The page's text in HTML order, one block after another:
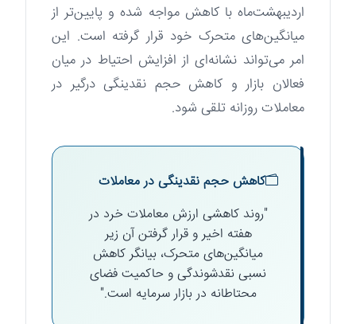
اردیبهشت‌ماه با کاهش مواجه شده و پایین‌تر از
میانگین‌های متحرک خود قرار گرفته است. این
امر می‌تواند نشانه‌ای از افزایش احتیاط در میان
فعالان بازار و کاهش حجم نقدینگی درگیر در
معاملات روزانه تلقی شود.
کاهش حجم نقدینگی در معاملات
"روند کاهشی ارزش معاملات خرد در
هفته اخیر و قرار گرفتن آن زیر
میانگین‌های متحرک، بیانگر کاهش
نسبی نقدشوندگی و حاکمیت فضای
محتاطانه در بازار سرمایه است."